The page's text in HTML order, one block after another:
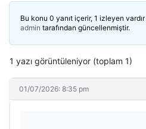
Bu konu 0 yanıt içerir, 1 izleyen
admin tarafından güncellenmiştir.
1 yazı görüntüleniyor (toplam 1)
01/07/2026: 8:35 pm